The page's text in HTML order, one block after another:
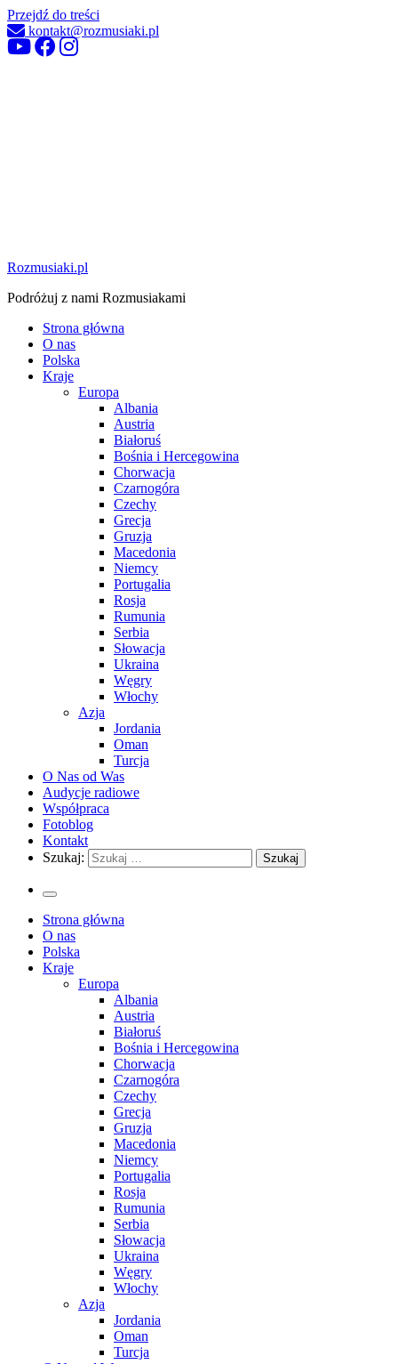
Przejdź do treści
kontakt@rozmusiaki.pl
Rozmusiaki.pl
Podróżuj z nami Rozmusiakami
Strona główna
O nas
Polska
Kraje
Europa
Albania
Austria
Białoruś
Bośnia i Hercegowina
Chorwacja
Czarnogóra
Czechy
Grecja
Gruzja
Macedonia
Niemcy
Portugalia
Rosja
Rumunia
Serbia
Słowacja
Ukraina
Węgry
Włochy
Azja
Jordania
Oman
Turcja
O Nas od Was
Audycje radiowe
Współpraca
Fotoblog
Kontakt
Szukaj:
Strona główna
O nas
Polska
Kraje
Europa
Albania
Austria
Białoruś
Bośnia i Hercegowina
Chorwacja
Czarnogóra
Czechy
Grecja
Gruzja
Macedonia
Niemcy
Portugalia
Rosja
Rumunia
Serbia
Słowacja
Ukraina
Węgry
Włochy
Azja
Jordania
Oman
Turcja